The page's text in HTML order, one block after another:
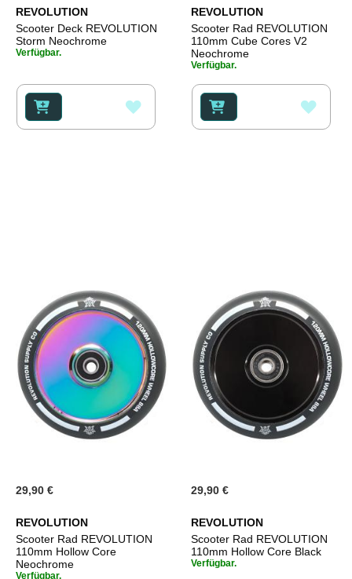
REVOLUTION
Scooter Deck REVOLUTION
Storm Neochrome
Verfügbar.
WUNSCHLISTE
REVOLUTION
Scooter Rad REVOLUTION
110mm Cube Cores V2
Neochrome
Verfügbar.
29,90 €
REVOLUTION
Scooter Rad REVOLUTION
110mm Hollow Core
Neochrome
Verfügbar.
29,90 €
REVOLUTION
Scooter Rad REVOLUTION
110mm Hollow Core Black
Verfügbar.